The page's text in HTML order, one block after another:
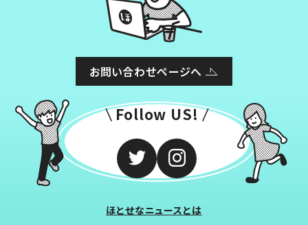
お問い合わせページへ
Follow US!
ほとせなニュースとは